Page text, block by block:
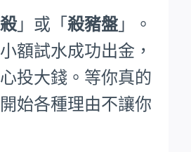
」或「 殺豬盤 」。
額試水成功出金，
投大錢。等你真的
始各種理由不讓你